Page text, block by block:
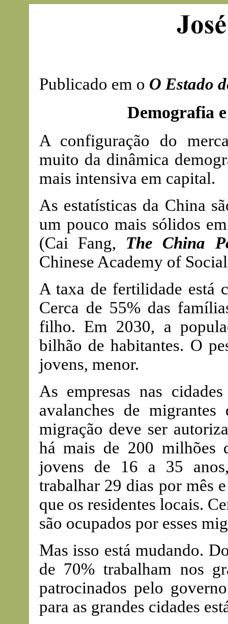
Publicado em o O Estado
Demografia
A configuração do
muito da dinâmica
mais intensiva em capital.
As estatísticas da China
um pouco mais sólidos
(Cai Fang, The China
Chinese Academy of
A taxa de fertilidade está
Cerca de 55% das
filho. Em 2030, a
bilhão de habitantes. O
jovens, menor.
As empresas nas
avalanches de
migração deve ser
há mais de 200 milhões
jovens de 16 a 35
trabalhar 29 dias por mês
que os residentes locais.
são ocupados por esses
Mas isso está mudando.
de 70% trabalham nos
patrocinados pelo
para as grandes cidades